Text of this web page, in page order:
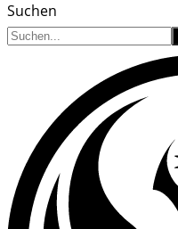
Suchen